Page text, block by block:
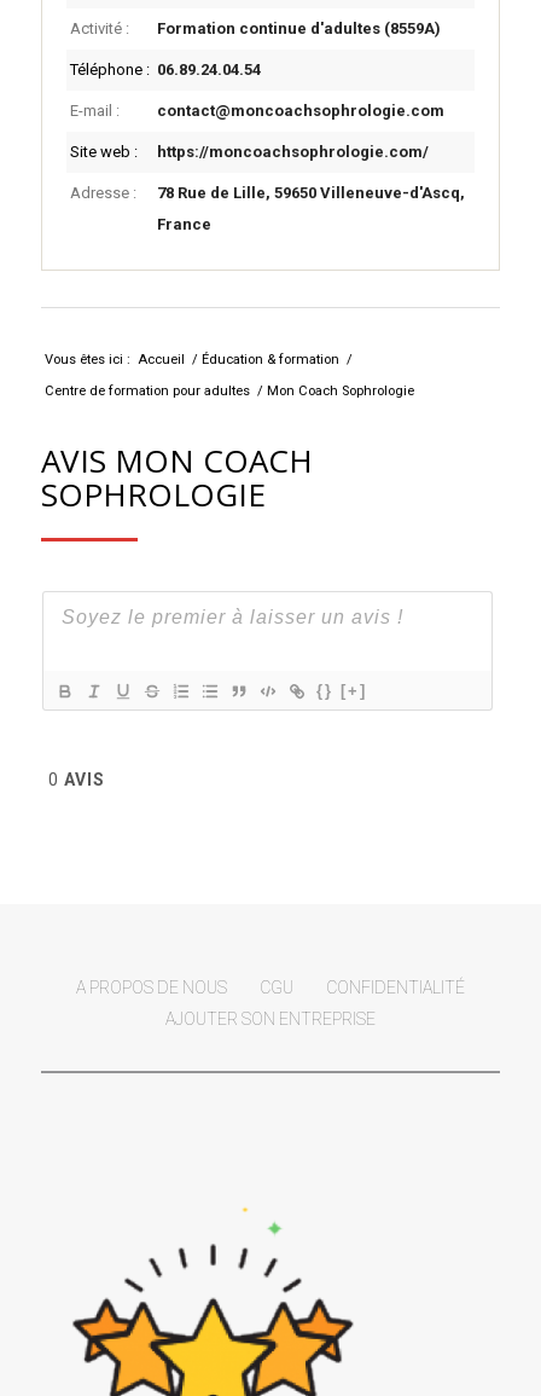
Activité : Formation continue d'adultes (8559A)
Téléphone : 06.89.24.04.54
E-mail : contact@moncoachsophrologie.com
Site web : https://moncoachsophrologie.com/
Adresse :
78 Rue de Lille, 59650 Villeneuve-d'Ascq,
France
+
Vous êtes ici : Accueil / Éducation & formation /
Centre de formation pour adultes / Mon Coach Sophrologie
AVIS MON COACH
SOPHROLOGIE
{} [+]
0 AVIS
A PROPOS DE NOUS CGU
CONFIDENTIALITÉ
AJOUTER SON ENTREPRISE